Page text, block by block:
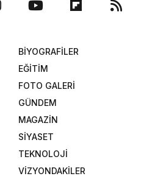
BİYOGRAFİLER
EĞİTİM
FOTO GALERİ
GÜNDEM
MAGAZİN
SİYASET
TEKNOLOJİ
VİZYONDAKİLER